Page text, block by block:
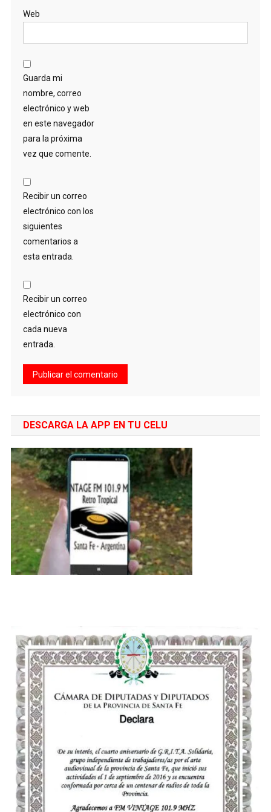
Web
Guarda mi
nombre, correo
electrónico y web
en este navegador
para la próxima
vez que comente.
Recibir un correo
electrónico con los
siguientes
comentarios a
esta entrada.
Recibir un correo
electrónico con
cada nueva
entrada.
DESCARGA LA APP EN TU CELU